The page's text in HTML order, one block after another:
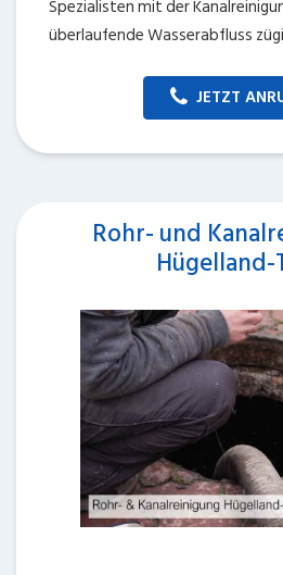
Spezialisten mit der
überlaufende Wasserabfluss
JETZT
Rohr- und
Hügelland-